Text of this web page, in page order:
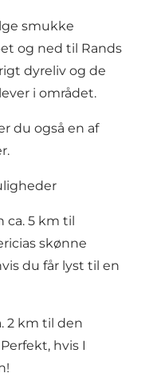
smukke
og ned til Rands
dyreliv og de
i området.
du også en af
.
ca. 5 km til
skønne
du får lyst til en
2 km til den
hvis I